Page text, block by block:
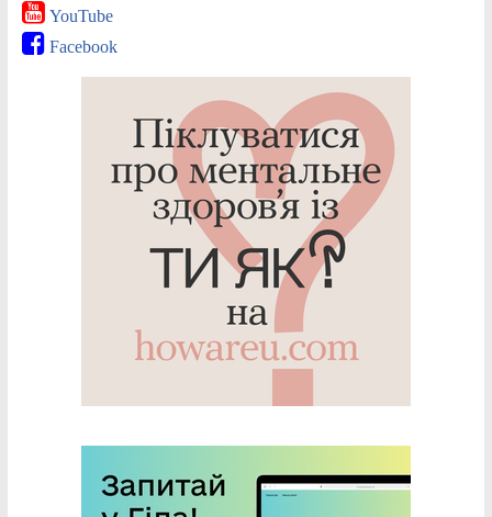
YouTube
Facebook